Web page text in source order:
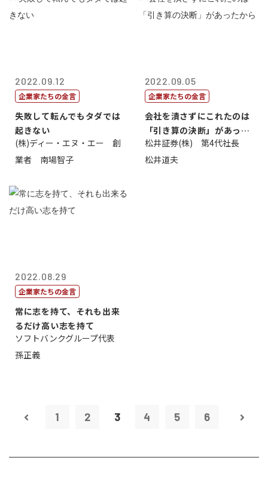
2022.09.12
企業家たちの金言
失敗して転んでもタダでは
起きない
(株)ディー・エヌ・エー 創
業者 南場智子
2022.09.05
企業家たちの金言
会社を潰さずにこれたのは
「引き算の決断」があった
から
松井証券(株) 第4代社長
松井道夫
2022.08.29
企業家たちの金言
常に志を持て、それも出来
るだけ高い志を持て
ソフトバンクグループ代表
孫正義
1 2 3 4 5 6